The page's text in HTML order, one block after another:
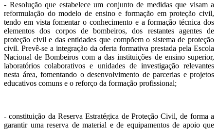
- Resolução que estabelece um conjunto de medidas que visam a
reformulação do modelo de ensino e formação em proteção civil,
tendo em vista fomentar o conhecimento e a formação técnica dos
elementos dos corpos de bombeiros, dos restantes agentes de
proteção civil e das entidades que compõem o sistema de proteção
civil. Prevê-se a integração da oferta formativa prestada pela Escola
Nacional de Bombeiros com a das instituições de ensino superior,
laboratórios colaborativos e unidades de investigação relevantes
nesta área, fomentando o desenvolvimento de parcerias e projetos
educativos comuns e o reforço da formação profissional;
- constituição da Reserva Estratégica de Proteção Civil, de forma a
garantir uma reserva de material e de equipamentos de apoio que